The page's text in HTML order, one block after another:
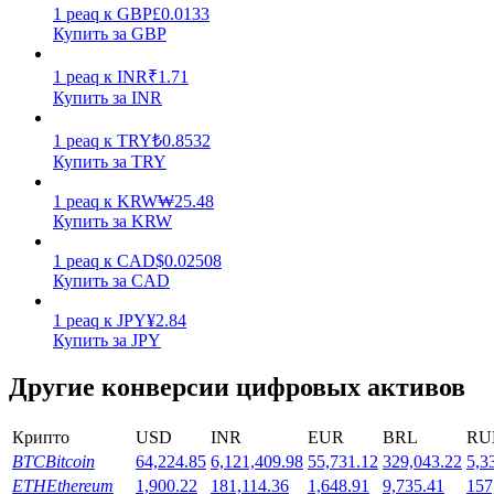
Стейкинг
Высокая прибыль и мгновенный доступ
Гибкая ставка для заработка популярных токенов
1 peaq к GBP£0.0133
Купить за GBP
1 peaq к INR₹1.71
Купить за INR
1 peaq к TRY₺0.8532
Купить за TRY
1 peaq к KRW₩25.48
Купить за KRW
1 peaq к CAD$0.02508
Купить за CAD
1 peaq к JPY¥2.84
Купить за JPY
Другие конверсии цифровых активов
Крипто USD INR EUR BRL
BTCBitcoin 64,224.85 6,121,409.98 55,731.12 329,043.22
ETHEthereum 1,900.22 181,114.36 1,648.91 9,735.41